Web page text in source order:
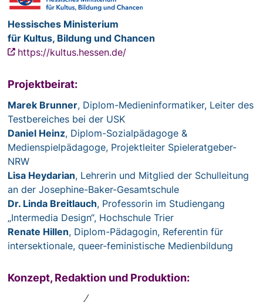
Hessisches Ministerium
für Kultus, Bildung und Chancen
https://kultus.hessen.de/
Projektbeirat:
Marek Brunner, Diplom-Medieninformatiker, Leiter des
Testbereiches bei der USK
Daniel Heinz, Diplom-Sozialpädagoge &
Medienspielpädagoge, Projektleiter Spieleratgeber-
NRW
Lisa Heydarian, Lehrerin und Mitglied der Schulleitung
an der Josephine-Baker-Gesamtschule
Dr. Linda Breitlauch, Professorin im Studiengang
„Intermedia Design“, Hochschule Trier
Renate Hillen, Diplom-Pädagogin, Referentin für
intersektionale, queer-feministische Medienbildung
Konzept, Redaktion und Produktion: